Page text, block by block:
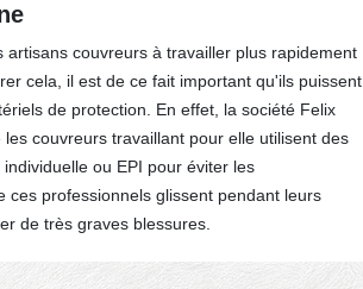
artisans couvreurs à travailler plus rapidement
cela, il est de ce fait important qu'ils puissent
de protection. En effet, la société Felix
couvreurs travaillant pour elle utilisent des
ou EPI pour éviter les
ces professionnels glissent pendant leurs
de très graves blessures.